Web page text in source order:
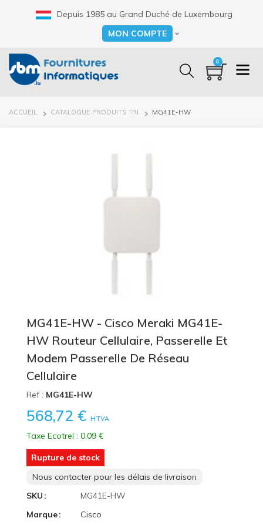
Depuis 1985 au Grand Duché de Luxembourg
Select your language
MON COMPTE
0
FIL
ACCUEIL CATALOGUE PRODUITS TRI MG41E-HW
MG41E-HW - Cisco Meraki MG41E-
HW Routeur Cellulaire, Passerelle Et
Modem Passerelle De Réseau
Cellulaire
Ref : MG41E-HW
568,72 € HTVA
Taxe Ecotrel : 0,09 €
Rupture de stock
Nous contacter pour les délais de livraison
SKU
MG41E-HW
Marque
Cisco